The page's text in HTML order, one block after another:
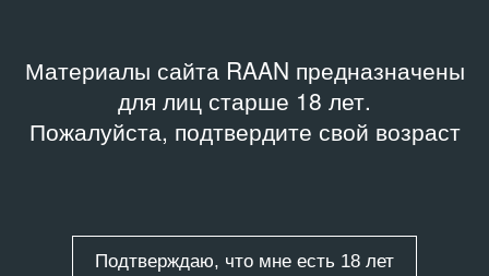
Материалы сайта RAAN предназначены
для лиц старше 18 лет.
Пожалуйста, подтвердите свой возраст
Подтверждаю, что мне есть 18 лет